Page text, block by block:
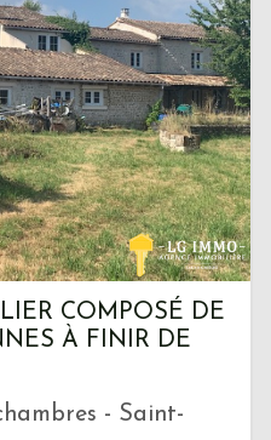
COMPOSÉ DE
À FINIR DE
- Saint-